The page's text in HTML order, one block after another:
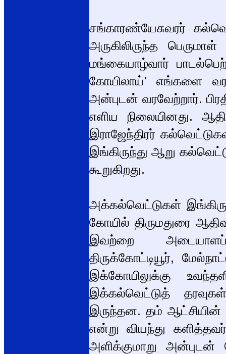
சங்காரண்யேசுவரர்
அருகிலிருந்த
மங்கையாழ்வார்
கோயிலாய்' எங்களை
அன்புடன் வரவேற்றார்.
எளிய நிலையினது.
இராஜேந்திரர்
இங்கிருந்து ஆறு
கூறுகிறது.
அக்கல்வெட்டுகள்
கோயில் திருமதுரை
இவற்றை
திருக்கோட்டியூர்,
இக்கோயிலுக்கு
இக்கல்வெட்டுத் தரவுகள்
இருந்தன. தம்
என்று வியந்து
அளிக்குமாறு